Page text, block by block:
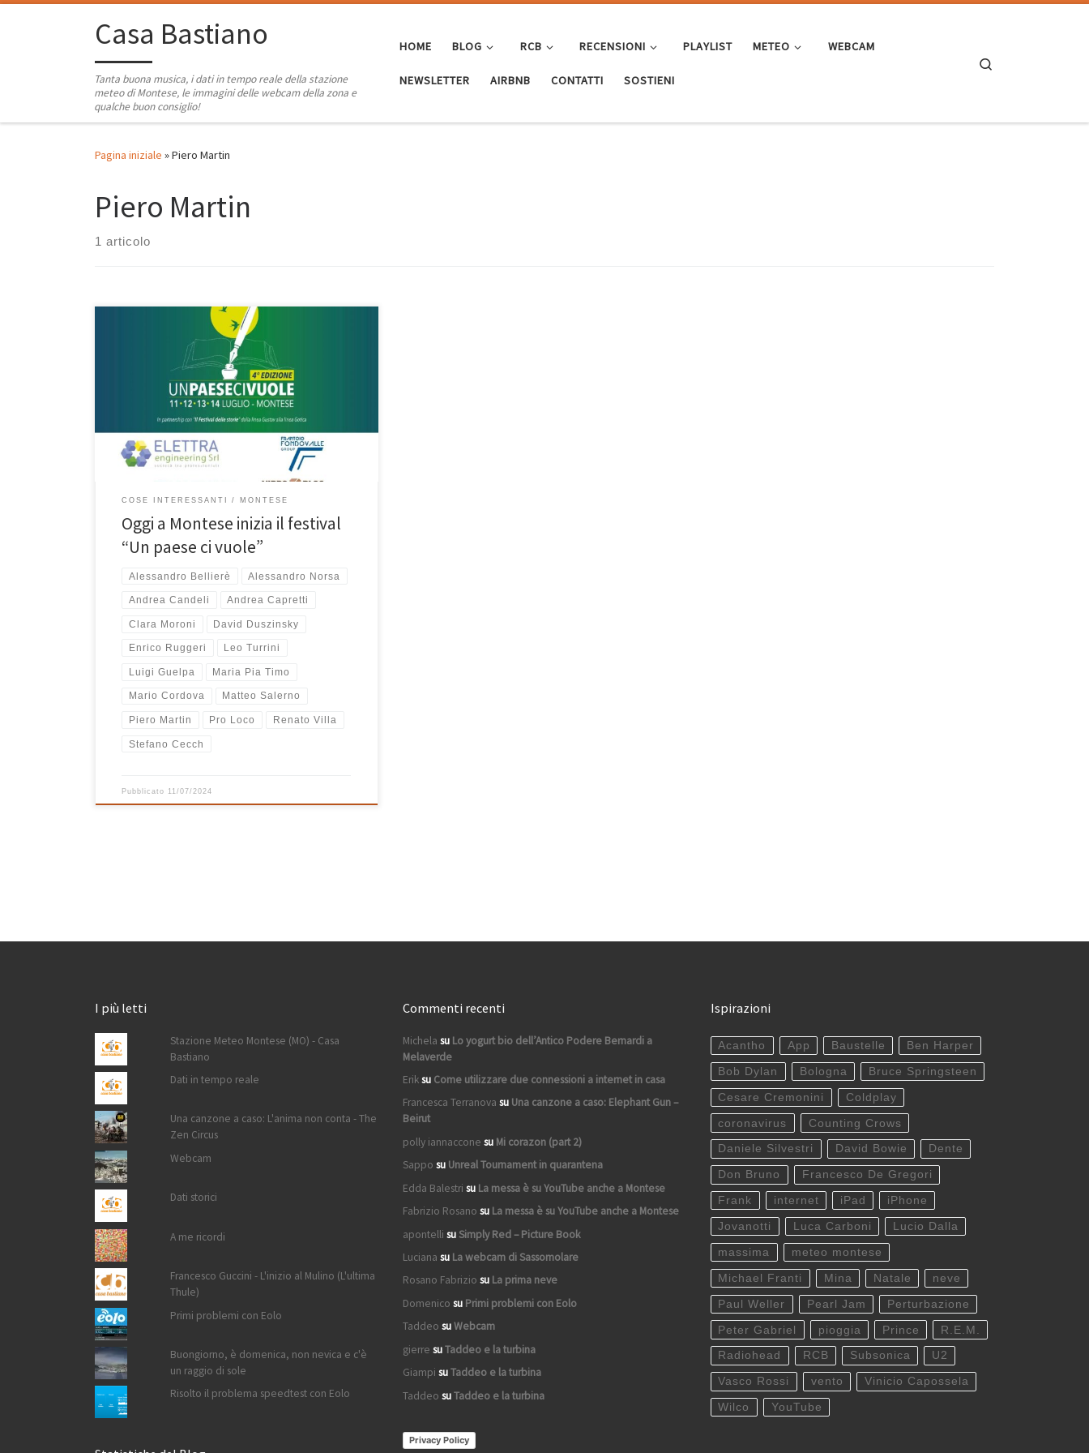
Passa al contenutoCasa Bastiano
Tanta buona musica, i dati in tempo reale della stazione
meteo di Montese, le immagini delle webcam della zona e
qualche buon consiglio!
HOME BLOG RCB RECENSIONI PLAYLIST METEO WEBCAM
NEWSLETTER AIRBNB CONTATTI SOSTIENI
Pagina iniziale »Piero Martin
Piero Martin
1 articolo
Vi dico solo che a Montese oggi inizia la IV edizione
del festival “Un paese ci vuole“, un evento
organizzato dalla Pro Loco che in 4 giorni riempirà il
paese di interessanti incontri con giornalisti, scrittori,
pittori, doppiatori, voci radiofoniche, sceneggiatori
teatrali, creatori di giochi, atleti, psicologi,
psicoterapeuti, cantanti, fisici […]
COSE INTERESSANTI MONTESE
Oggi a Montese inizia il festival
“Un paese ci vuole”
Alessandro Bellierè Alessandro Norsa
Andrea Candeli Andrea Capretti
Clara Moroni David Duszinsky
Enrico Ruggeri Leo Turrini
Luigi Guelpa Maria Pia Timo
Mario Cordova Matteo Salerno
Piero Martin Pro Loco Renato Villa
Stefano Cecch
Pubblicato 11/07/2024
I più letti
Stazione Meteo Montese (MO) - Casa
Bastiano
Dati in tempo reale
Una canzone a caso: L'anima non conta - The
Zen Circus
Webcam
Dati storici
A me ricordi
Francesco Guccini - L'inizio al Mulino (L'ultima
Thule)
Primi problemi con Eolo
Buongiorno, è domenica, non nevica e c'è
un raggio di sole
Risolto il problema speedtest con Eolo
Commenti recenti
Michela su Lo yogurt bio dell’Antico Podere Bernardi a
Melaverde
Eriksu Come utilizzare due connessioni a internet in casa
Francesca Terranova su Una canzone a caso: Elephant Gun –
Beirut
polly iannaccone su Mi corazon (part 2)
Sappo su Unreal Tournament in quarantena
Edda Balestri su La messa è su YouTube anche a Montese
Fabrizio Rosano su La messa è su YouTube anche a Montese
apontelli suSimply Red – Picture Book
Luciana su La webcam di Sassomolare
Rosano Fabrizio su La prima neve
Domenico su Primi problemi con Eolo
Taddeo suWebcam
gierre suTaddeo e la turbina
Giampi suTaddeo e la turbina
Taddeo suTaddeo e la turbina
Privacy Policy
Ispirazioni
Acantho App Baustelle Ben Harper
Bob Dylan Bologna Bruce Springsteen
Cesare Cremonini Coldplay
coronavirus Counting Crows
Daniele Silvestri David Bowie Dente
Don Bruno Francesco De Gregori
Frank internet iPad iPhone
Jovanotti Luca Carboni Lucio Dalla
massima meteo montese
Michael Franti Mina Natale neve
Paul Weller Pearl Jam Perturbazione
Peter Gabriel pioggia Prince R.E.M.
Radiohead RCB Subsonica U2
Vasco Rossi vento Vinicio Capossela
Wilco YouTube